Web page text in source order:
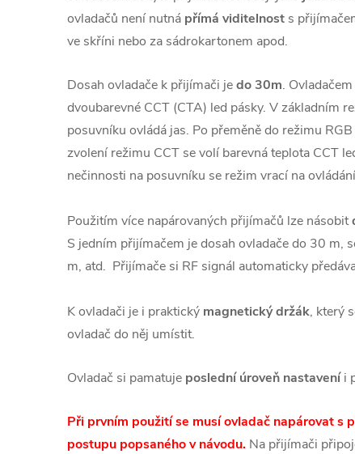
ovladačů není nutná přímá viditelnost s
ve skříni nebo za sádrokartonem apod.
Dosah ovladače k přijímači jedo30m.
dvoubarevné CCT (CTA) led pásky. V základním
posuvníku ovládá jas. Po přeměně do režimu
zvolení režimu CCT se volí barevná teplota CCT
nečinnosti na posuvníku se režim vrací na
Použitím více napárovaných přijímačů lze násobit
S jedním přijímačem je dosah ovladače do 30 m,
m, atd. Přijímače si RF signál automaticky
K ovladači je i praktický magnetický držák, který
ovladač do něj umístit.
Ovladač si pamatuje poslední úroveň nastaveníi
Při prvním použití se musí ovladač napárovat s
postupu popsaného v návodu. Na přijímači